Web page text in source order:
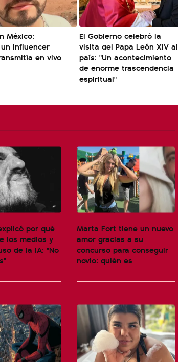
México:
influencer
en vivo
El Gobierno celebró la
visita del Papa León XIV al
país: "Un acontecimiento
de enorme trascendencia
espiritual"
por qué
los medios y
de la IA: "No
Marta Fort tiene un nuevo
amor gracias a su
concurso para conseguir
novio: quién es